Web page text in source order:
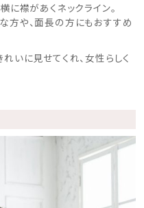
に襟があくネックライン。
方や、面長の方にもおすすめ
いに見せてくれ、女性らしく